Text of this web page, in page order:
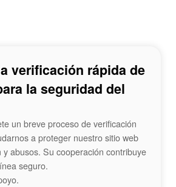
verificación rápida de
la seguridad del
un breve proceso de verificación
a proteger nuestro sitio web
abusos. Su cooperación contribuye
seguro.